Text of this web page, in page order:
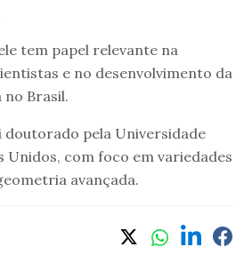
tem papel relevante na
e no desenvolvimento da
no Brasil.
doutorado pela Universidade
Unidos, com foco em variedades
avançada.